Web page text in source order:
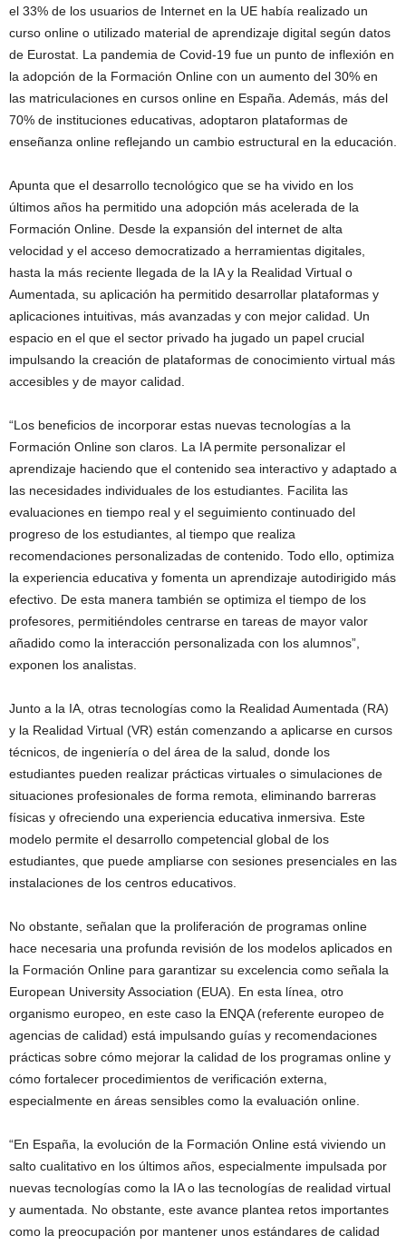
el 33% de los usuarios de Internet en la UE había realizado un
curso online o utilizado material de aprendizaje digital según datos
de Eurostat. La pandemia de Covid-19 fue un punto de inflexión en
la adopción de la Formación Online con un aumento del 30% en
las matriculaciones en cursos online en España. Además, más del
70% de instituciones educativas, adoptaron plataformas de
enseñanza online reflejando un cambio estructural en la educación.
Apunta que el desarrollo tecnológico que se ha vivido en los
últimos años ha permitido una adopción más acelerada de la
Formación Online. Desde la expansión del internet de alta
velocidad y el acceso democratizado a herramientas digitales,
hasta la más reciente llegada de la IA y la Realidad Virtual o
Aumentada, su aplicación ha permitido desarrollar plataformas y
aplicaciones intuitivas, más avanzadas y con mejor calidad. Un
espacio en el que el sector privado ha jugado un papel crucial
impulsando la creación de plataformas de conocimiento virtual más
accesibles y de mayor calidad.
“Los beneficios de incorporar estas nuevas tecnologías a la
Formación Online son claros. La IA permite personalizar el
aprendizaje haciendo que el contenido sea interactivo y adaptado a
las necesidades individuales de los estudiantes. Facilita las
evaluaciones en tiempo real y el seguimiento continuado del
progreso de los estudiantes, al tiempo que realiza
recomendaciones personalizadas de contenido. Todo ello, optimiza
la experiencia educativa y fomenta un aprendizaje autodirigido más
efectivo. De esta manera también se optimiza el tiempo de los
profesores, permitiéndoles centrarse en tareas de mayor valor
añadido como la interacción personalizada con los alumnos”,
exponen los analistas.
Junto a la IA, otras tecnologías como la Realidad Aumentada (RA)
y la Realidad Virtual (VR) están comenzando a aplicarse en cursos
técnicos, de ingeniería o del área de la salud, donde los
estudiantes pueden realizar prácticas virtuales o simulaciones de
situaciones profesionales de forma remota, eliminando barreras
físicas y ofreciendo una experiencia educativa inmersiva. Este
modelo permite el desarrollo competencial global de los
estudiantes, que puede ampliarse con sesiones presenciales en las
instalaciones de los centros educativos.
No obstante, señalan que la proliferación de programas online
hace necesaria una profunda revisión de los modelos aplicados en
la Formación Online para garantizar su excelencia como señala la
European University Association (EUA). En esta línea, otro
organismo europeo, en este caso la ENQA (referente europeo de
agencias de calidad) está impulsando guías y recomendaciones
prácticas sobre cómo mejorar la calidad de los programas online y
cómo fortalecer procedimientos de verificación externa,
especialmente en áreas sensibles como la evaluación online.
“En España, la evolución de la Formación Online está viviendo un
salto cualitativo en los últimos años, especialmente impulsada por
nuevas tecnologías como la IA o las tecnologías de realidad virtual
y aumentada. No obstante, este avance plantea retos importantes
como la preocupación por mantener unos estándares de calidad